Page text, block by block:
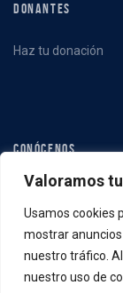
Valoramos
Usamos cookies
mostrar
nuestro tráfico.
nuestro uso de
DONANTES
Haz tu donación
CONÓCENOS
Qué hacemos
Quiénes somos